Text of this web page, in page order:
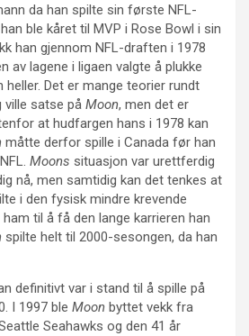
da han spilte sin første NFL-
ble kåret til MVP i Rose Bowl i sin
han gjennom NFL-draften i 1978
av lagene i ligaen valgte å plukke
Det er mange teorier rundt
ville satse på Moon, men det er
at hudfargen hans i 1978 kan
måtte derfor spille i Canada før han
Moons situasjon var urettferdig
nå, men samtidig kan det tenkes at
i den fysisk mindre krevende
til å få den lange karrieren han
spilte helt til 2000-sesongen, da han
definitivt var i stand til å spille på
I 1997 ble Moon byttet vekk fra
Seahawks og den 41 år